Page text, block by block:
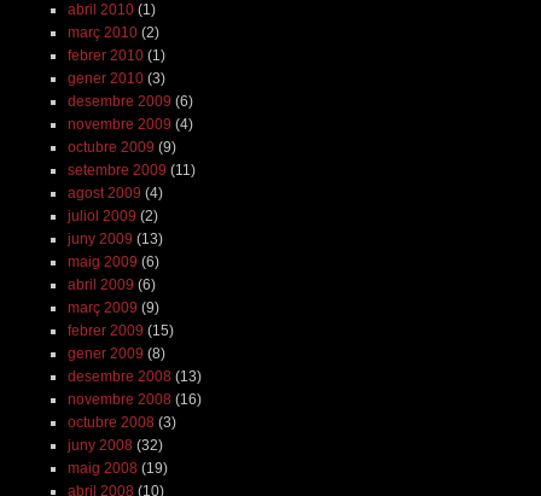
abril 2010(1)
març 2010(2)
febrer 2010(1)
gener 2010(3)
desembre 2009 (6)
novembre 2009 (4)
octubre 2009 (9)
setembre 2009 (11)
agost 2009 (4)
juliol 2009 (2)
juny 2009 (13)
maig 2009 (6)
abril 2009 (6)
març 2009 (9)
febrer 2009 (15)
gener 2009 (8)
desembre 2008 (13)
novembre 2008 (16)
octubre 2008 (3)
juny 2008 (32)
maig 2008 (19)
abril 2008 (10)